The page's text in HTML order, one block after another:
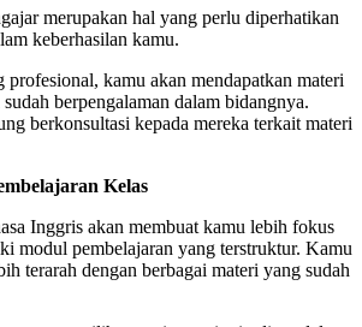
merupakan hal yang perlu diperhatikan
keberhasilan kamu.
profesional, kamu akan mendapatkan materi
berpengalaman dalam bidangnya.
berkonsultasi kepada mereka terkait materi
Kelas
Inggris akan membuat kamu lebih fokus
modul pembelajaran yang terstruktur. Kamu
terarah dengan berbagai materi yang sudah